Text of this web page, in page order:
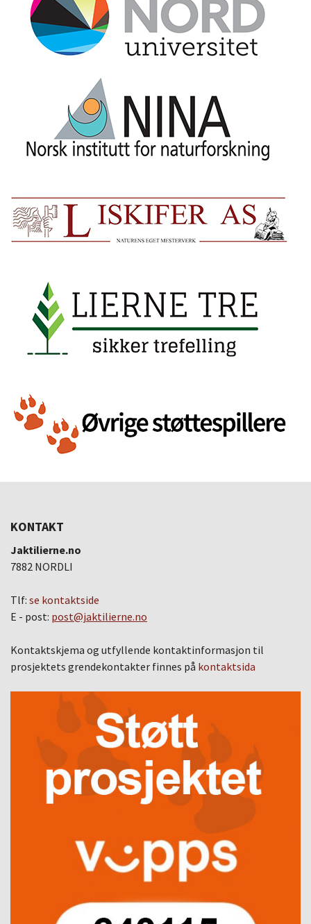
KONTAKT
Jaktilierne.no
7882 NORDLI
Tlf: se kontaktside
E - post: post@jaktilierne.no
Kontaktskjema og utfyllende kontaktinformasjon til
prosjektets grendekontakter finnes på kontaktsida